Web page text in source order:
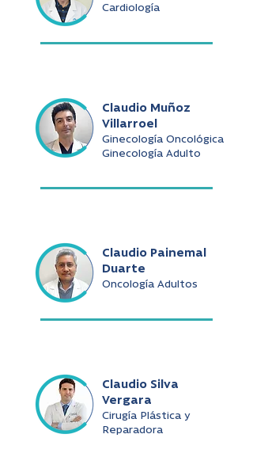
Cardiología
Claudio Muñoz
Villarroel
Ginecología Oncológica
Ginecología Adulto
Claudio Painemal
Duarte
Oncología Adultos
Claudio Silva
Vergara
Cirugía Plástica y
Reparadora